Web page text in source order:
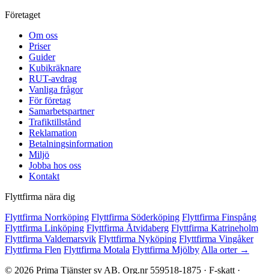
Företaget
Om oss
Priser
Guider
Kubikräknare
RUT-avdrag
Vanliga frågor
För företag
Samarbetspartner
Trafiktillstånd
Reklamation
Betalningsinformation
Miljö
Jobba hos oss
Kontakt
Flyttfirma nära dig
Flyttfirma Norrköping Flyttfirma Söderköping Flyttfirma Finspång
Flyttfirma Linköping Flyttfirma Åtvidaberg Flyttfirma Katrineholm
Flyttfirma Valdemarsvik Flyttfirma Nyköping Flyttfirma Vingåker
Flyttfirma Flen Flyttfirma Motala Flyttfirma Mjölby Alla orter →
© 2026 Prima Tjänster sv AB. Org.nr 559518-1875 · F-skatt ·